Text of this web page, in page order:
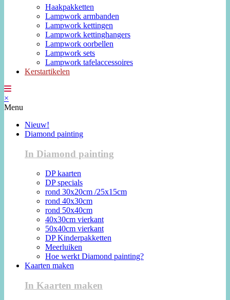
Haakpakketten
Lampwork armbanden
Lampwork kettingen
Lampwork kettinghangers
Lampwork oorbellen
Lampwork sets
Lampwork tafelaccessoires
Kerstartikelen
×
Menu
Nieuw!
Diamond painting
In Diamond painting
DP kaarten
DP specials
rond 30x20cm /25x15cm
rond 40x30cm
rond 50x40cm
40x30cm vierkant
50x40cm vierkant
DP Kinderpakketten
Meerluiken
Hoe werkt Diamond painting?
Kaarten maken
In Kaarten maken